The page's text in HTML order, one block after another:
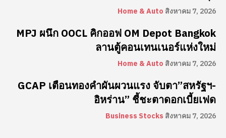
Home & Auto สิงหาคม 7, 2026
MPJ ผนึก OOCL คิกออฟ OM Depot Bangkok
ลานตู้คอนเทนเนอร์แห่งใหม่
Home & Auto สิงหาคม 7, 2026
GCAP เตือนทองคำผันผวนแรง จับตา”สหรัฐฯ-
อิหร่าน” ชี้ชะตาดอกเบี้ยเฟด
Business Stocks สิงหาคม 7, 2026